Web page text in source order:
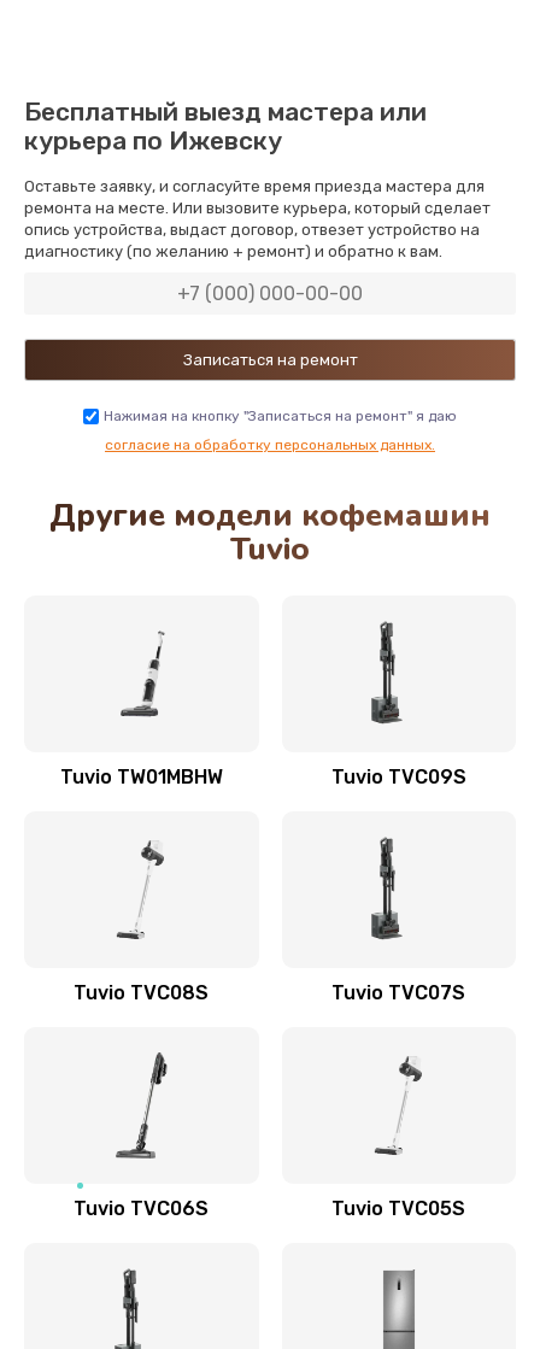
Бесплатный выезд мастера или
курьера по Ижевску
Оставьте заявку, и согласуйте время приезда мастера для
ремонта на месте. Или вызовите курьера, который сделает
опись устройства, выдаст договор, отвезет устройство на
диагностику (по желанию + ремонт) и обратно к вам.
Нажимая на кнопку "Записаться на ремонт" я даю
согласие на обработку персональных данных.
Другие модели кофемашин
Tuvio
Tuvio TW01MBHW Tuvio TVC09S
Tuvio TVC08S Tuvio TVC07S
Tuvio TVC06S Tuvio TVC05S